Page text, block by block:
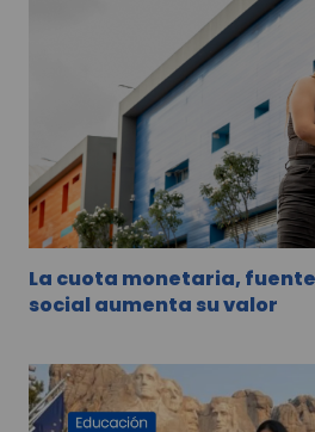
La cuota monetaria,
social aumenta su valor